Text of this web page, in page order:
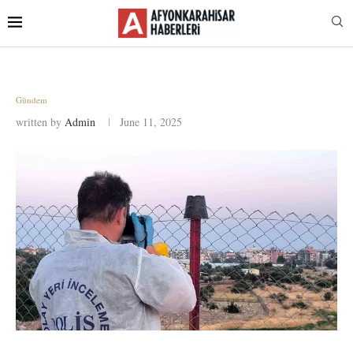
Gündem
written by Admin June 11, 2025